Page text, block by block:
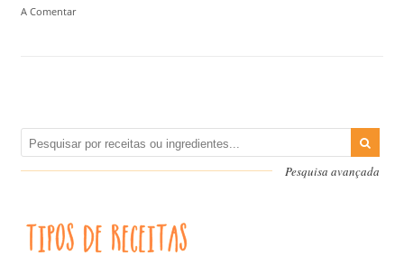
A Comentar
Pesquisa avançada